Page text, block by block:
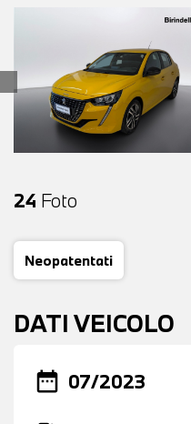
24 Foto
Neopatentati
DATI VEICOLO
date_range 07/2023